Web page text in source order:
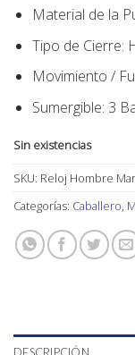
Material de la
Tipo de Cierre:
Movimiento /
Sumergible: 3
Sin existencias
SKU: Reloj Hombre
Categorías: Caballero,
DESCRIPCIÓN